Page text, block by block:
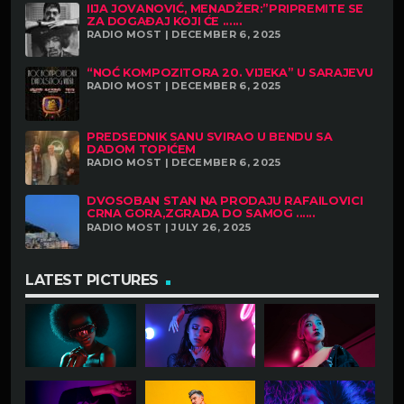
IIJA JOVANOVIĆ, MENADŽER:”PRIPREMITE SE
ZA DOGAĐAJ KOJI ĆE ......
RADIO MOST | DECEMBER 6, 2025
“NOĆ KOMPOZITORA 20. VIJEKA” U SARAJEVU
RADIO MOST | DECEMBER 6, 2025
PREDSEDNIK SANU SVIRAO U BENDU SA
DADOM TOPIĆEM
RADIO MOST | DECEMBER 6, 2025
DVOSOBAN STAN NA PRODAJU RAFAILOVICI
CRNA GORA,ZGRADA DO SAMOG ......
RADIO MOST | JULY 26, 2025
LATEST PICTURES